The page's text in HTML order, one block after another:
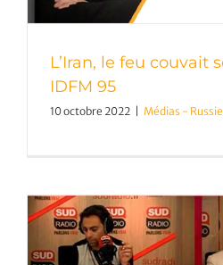
L’Iran, le feu couvait
IDFM 95
10 octobre 2022 Médias - Russie